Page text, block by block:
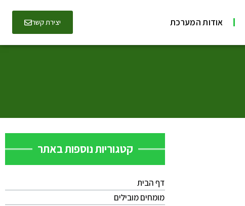
אודות המערכת יצירת קשר
קטגוריות נוספות באתר
דף הבית
מומחים מובילים